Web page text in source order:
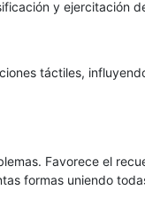
y ejercitación
táctiles,
Favorece el
formas uniendo